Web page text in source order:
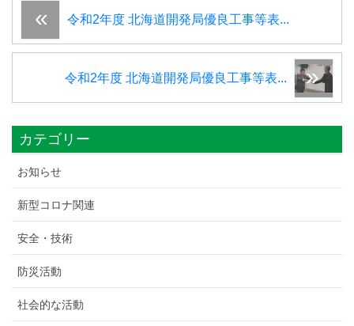
令和2年度 北海道開発局優良工事等表...
令和2年度 北海道開発局優良工事等表...
カテゴリー
お知らせ
新型コロナ関連
安全・技術
防災活動
社会的な活動